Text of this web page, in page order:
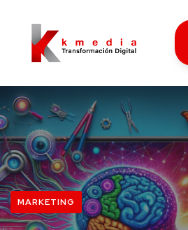
MARKETING